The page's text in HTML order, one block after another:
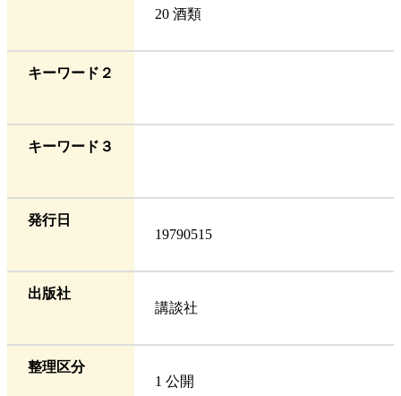
20 酒類
キーワード２
キーワード３
発行日
19790515
出版社
講談社
整理区分
1 公開